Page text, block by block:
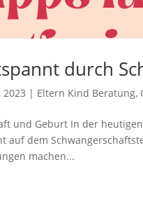
durch
2023 | Eltern Kind Beratung,
und Geburt In der
auf dem
machen...